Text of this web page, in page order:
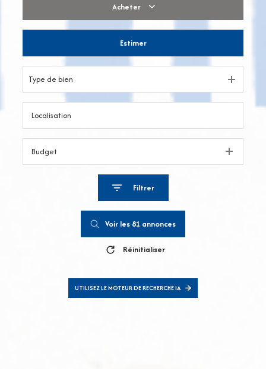
Acheter
De l'immo pro
Estimer
Type de bien
Budget
Filtrer
Voir les 81 annonces
Réinitialiser
UTILISEZ LE MOTEUR DE RECHERCHE IA